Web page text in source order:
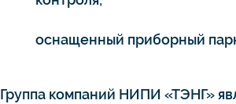
оснащенный приборный
Группа компаний НИПИ «ТЭНГ»